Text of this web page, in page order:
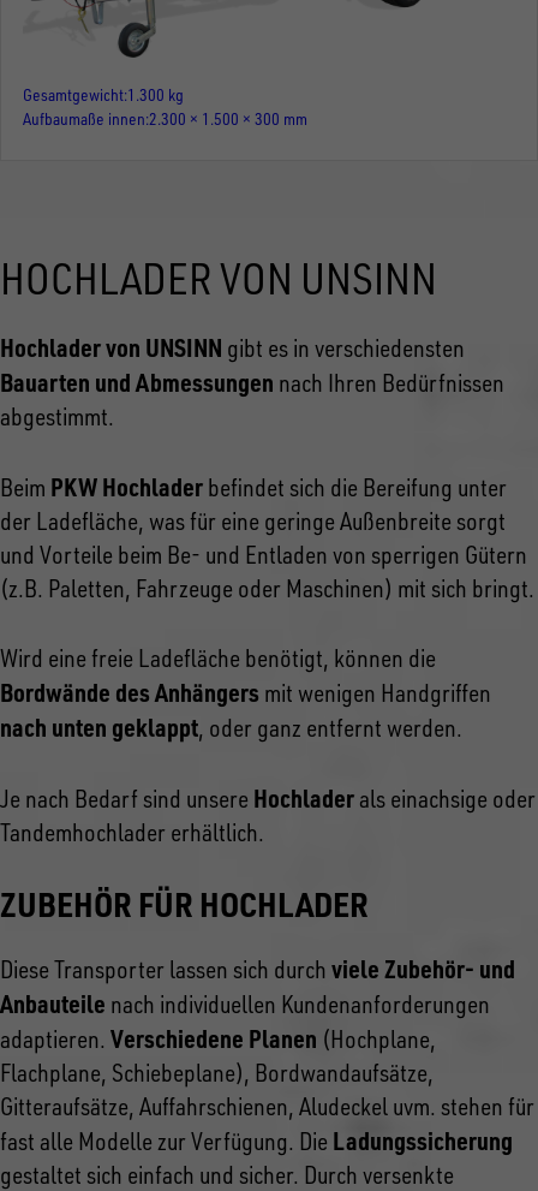
Gesamtgewicht 1.300 kg
Aufbaumaße innen 2.300 × 1.500 × 300 mm
HOCHLADER VON UNSINN
Hochlader von UNSINN gibt es in verschiedensten
Bauarten und Abmessungen nach Ihren Bedürfnissen
abgestimmt.
Beim PKW Hochlader befindet sich die Bereifung unter
der Ladefläche, was für eine geringe Außenbreite sorgt
und Vorteile beim Be- und Entladen von sperrigen Gütern
(z.B. Paletten, Fahrzeuge oder Maschinen) mit sich bringt.
Wird eine freie Ladefläche benötigt, können die
Bordwände des Anhängers mit wenigen Handgriffen
nach unten geklappt, oder ganz entfernt werden.
Je nach Bedarf sind unsere Hochlader als einachsige oder
Tandemhochlader erhältlich.
ZUBEHÖR FÜR HOCHLADER
Diese Transporter lassen sich durch viele Zubehör- und
Anbauteile nach individuellen Kundenanforderungen
adaptieren. Verschiedene Planen (Hochplane,
Flachplane, Schiebeplane), Bordwandaufsätze,
Gitteraufsätze, Auffahrschienen, Aludeckel uvm. stehen für
fast alle Modelle zur Verfügung. Die Ladungssicherung
gestaltet sich einfach und sicher. Durch versenkte